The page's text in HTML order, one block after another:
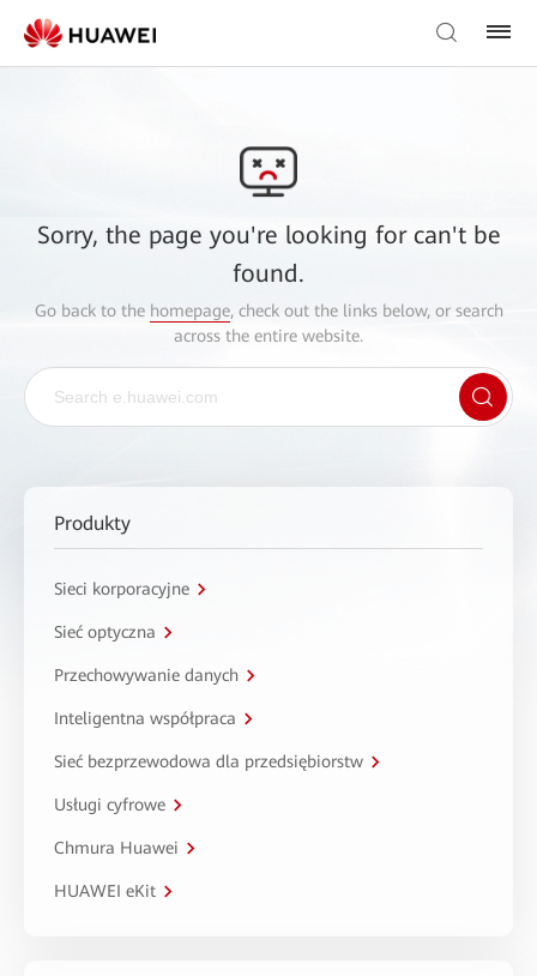
Sorry, the page you're looking for can't be
found.
Go back to the homepage, check out the links below, or search
across the entire website.
Produkty
Sieci korporacyjne
Sieć optyczna
Przechowywanie danych
Inteligentna współpraca
Sieć bezprzewodowa dla przedsiębiorstw
Usługi cyfrowe
Chmura Huawei
HUAWEI eKit